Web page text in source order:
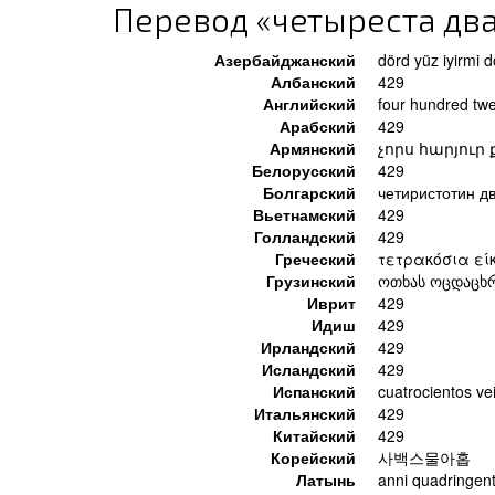
Перевод «четыреста
Азербайджанский
dörd yüz iyirmi
Албанский
429
Английский
four hundred
Арабский
429
Армянский
չորս
Белорусский
429
Болгарский
четиристотин
Вьетнамский
429
Голландский
429
Греческий
τετρακόσια
Грузинский
ოთხას
Иврит
429
Идиш
429
Ирландский
429
Исландский
429
Испанский
cuatrocientos
Итальянский
429
Китайский
429
Корейский
사백스물아홉
Латынь
anni